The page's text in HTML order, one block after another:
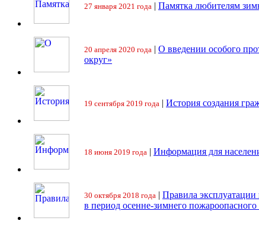
27 января 2021 года | Памятка любителям
20 апреля 2020 года | О введении особого
округ»
19 сентября 2019 года | История создания
18 июня 2019 года | Информация для
30 октября 2018 года | Правила
в период осенне-зимнего пожароопасного